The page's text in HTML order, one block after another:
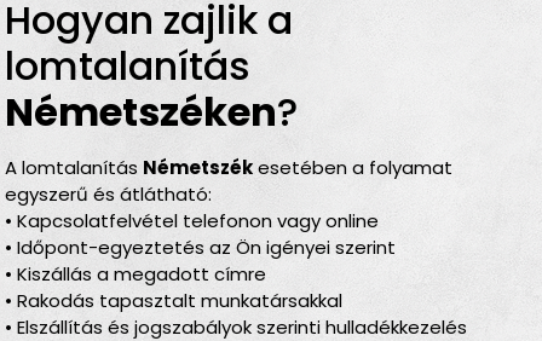
Hogyan zajlik a
lomtalanítás
Németszéken?
A lomtalanítás Németszékesetében a folyamat
egyszerű és átlátható:
• Kapcsolatfelvétel telefonon vagy online
• Időpont-egyeztetés az Ön igényei szerint
• Kiszállás a megadott címre
• Rakodás tapasztalt munkatársakkal
• Elszállítás és jogszabályok szerinti hulladékkezelés